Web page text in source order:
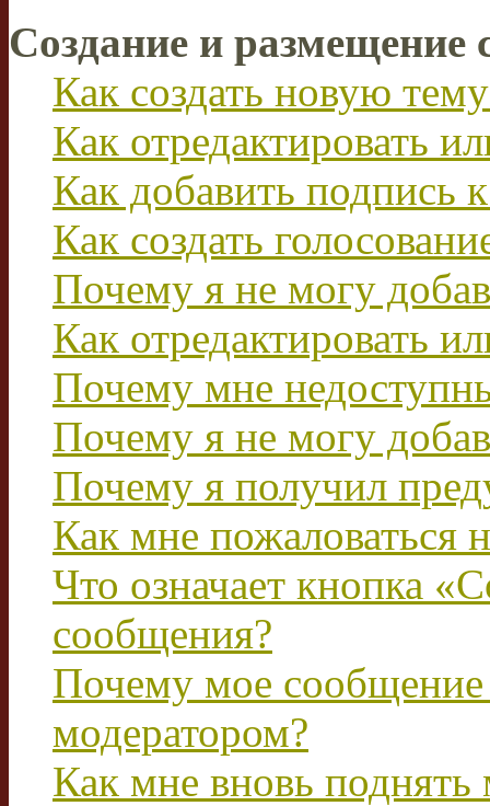
Создание и размещение
Как создать новую
Как отредактировать
Как добавить подпись
Как создать
Почему я не могу
Как отредактировать
Почему мне
Почему я не могу
Почему я получил
Как мне пожаловаться
Что означает кнопка
сообщения?
Почему мое сообщение
модератором?
Как мне вновь